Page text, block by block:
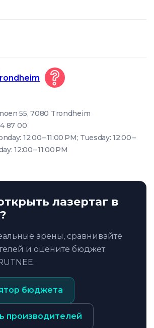
55, 7080 Trondheim
87 00
12:00 – 11:00 PM; Tuesday: 12:00 –
12:00 – 11:00 PM
лазертаг в
арены, сравнивайте
и оцените бюджет
бюджета
производителей